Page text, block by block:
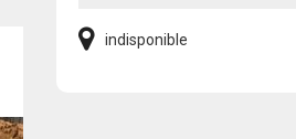
indisponible